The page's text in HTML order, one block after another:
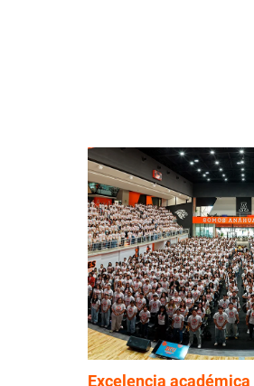
Excelencia académica